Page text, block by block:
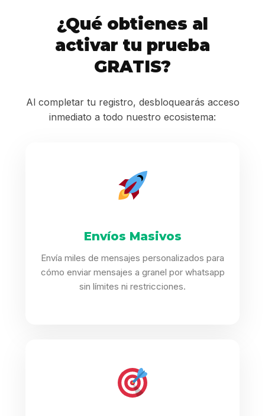
¿Qué obtienes al
activar tu prueba
GRATIS?
Al completar tu registro, desbloquearás acceso
inmediato a todo nuestro ecosistema:
Envíos Masivos
Envía miles de mensajes personalizados para
cómo enviar mensajes a granel por whatsapp
sin límites ni restricciones.